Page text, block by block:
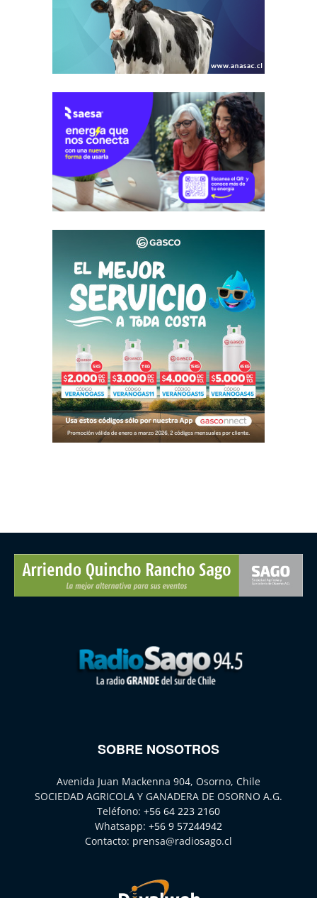
SOBRE NOSOTROS
Avenida Juan Mackenna 904, Osorno, Chile
SOCIEDAD AGRICOLA Y GANADERA DE OSORNO A.G.
Teléfono: +56 64 223 2160
Whatsapp: +56 9 57244942
Contacto: prensa@radiosago.cl